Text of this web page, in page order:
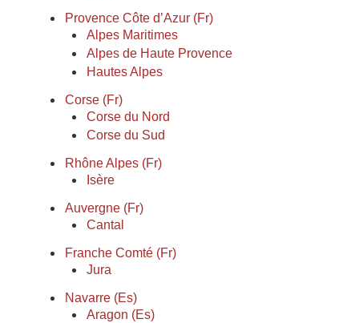
Provence Côte d’Azur (Fr)
Alpes Maritimes
Alpes de Haute Provence
Hautes Alpes
Corse (Fr)
Corse du Nord
Corse du Sud
Rhône Alpes (Fr)
Isère
Auvergne (Fr)
Cantal
Franche Comté (Fr)
Jura
Navarre (Es)
Aragon (Es)